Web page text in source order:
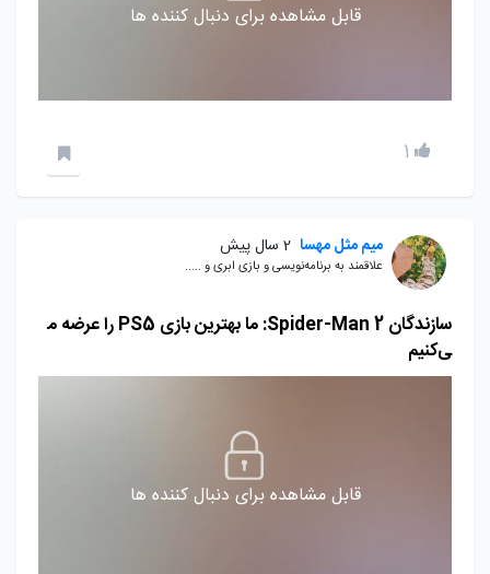
قابل مشاهده برای دنبال کننده ها
1
میم مثل مهسا 2 سال پیش
علاقمند به برنامه‌نویسی و بازی ابری و .....
سازندگان Spider-Man 2: ما بهترین بازی PS5 را عرضه م
ی‌کنیم
قابل مشاهده برای دنبال کننده ها